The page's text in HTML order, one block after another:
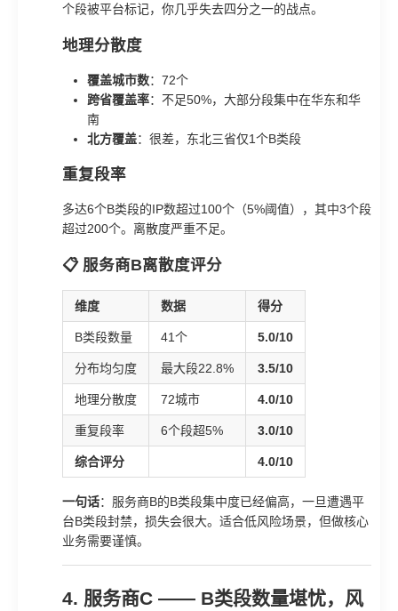
个段被平台标记，你几乎失去四分之一的战点。
地理分散度
覆盖城市数：72个
跨省覆盖率：不足50%，大部分段集中在华东和华
南
北方覆盖：很差，东北三省仅1个B类段
重复段率
多达6个B类段的IP数超过100个（5%阈值），其中3个段
超过200个。离散度严重不足。
📋 服务商B离散度评分
维度 数据 得分
B类段数量 41个 5.0/10
分布均匀度 最大段22.8% 3.5/10
地理分散度 72城市 4.0/10
重复段率 6个段超5% 3.0/10
综合评分 4.0/10
一句话：服务商B的B类段集中度已经偏高，一旦遭遇平
台B类段封禁，损失会很大。适合低风险场景，但做核心
业务需要谨慎。
4. 服务商C —— B类段数量堪忧，风